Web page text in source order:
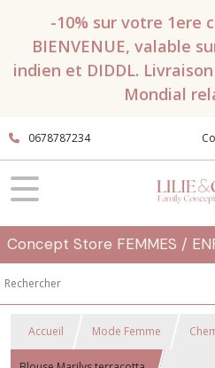
-10% sur votre 1ere
BIENVENUE, valable
indien et DIDDL. Livraison
Mondial
0678787234
Concept Store FEMMES /
Accueil Mode Femme